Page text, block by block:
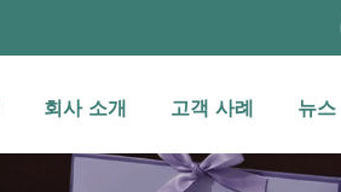
회사 소개 고객 사례 뉴스